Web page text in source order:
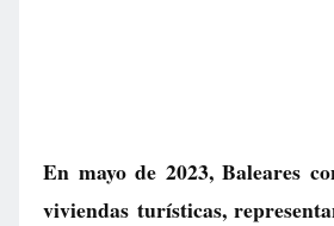
En mayo de 2023, Baleares
viviendas turísticas,